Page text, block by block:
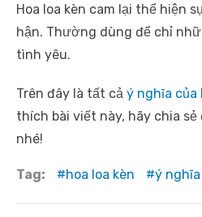
Hoa loa kèn cam lại thể hiện
hận. Thường dùng để chỉ
tình yêu.
Trên đây là tất cả ý nghĩa của
thích bài viết này, hãy chia
nhé!
Tag: hoa loa kèn ý nghĩa